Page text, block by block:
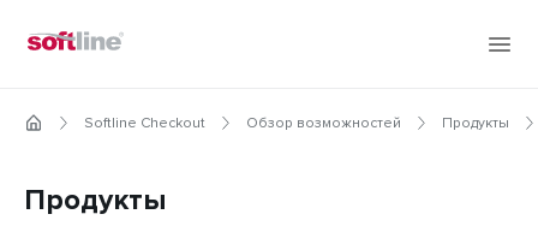
Softline Checkout Обзор возможностей Продукты
Продукты